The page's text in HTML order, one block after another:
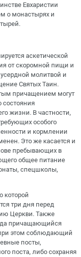
Евхаристии
о монастырях и
аскетической
от скоромной пищи и
молитвой и
Святых Таин.
причащением могут
состояния
жизни. В частности,
особого
и кормлении
Это же касается и
пребывающих в
общее питание
спецшколы,
которой
три дня перед
Церкви. Также
причащающийся
этом соблюдающий
посты,
поста, либо сохраняя